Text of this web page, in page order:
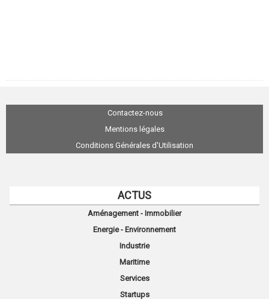
Contactez-nous
Mentions légales
Conditions Générales d'Utilisation
ACTUS
Aménagement - Immobilier
Energie - Environnement
Industrie
Maritime
Services
Startups